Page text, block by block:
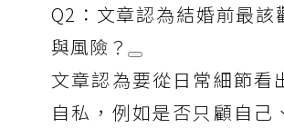
Q2：文章認為結婚前最該
與風險？
文章認為要從日常細節看
自私，例如是否只顧自己